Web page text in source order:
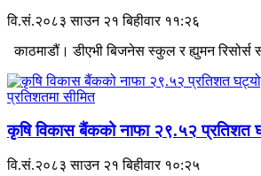
वि.सं.२०८३ साउन २१ बिहीवार ११:२६
काठमाडौं। डीएभी बिजनेस स्कुल र ह्युमन रिसोर्स
कृषि विकास बैंकको नाफा २९.५२ प्रतिशत
वि.सं.२०८३ साउन २१ बिहीवार १०:२५